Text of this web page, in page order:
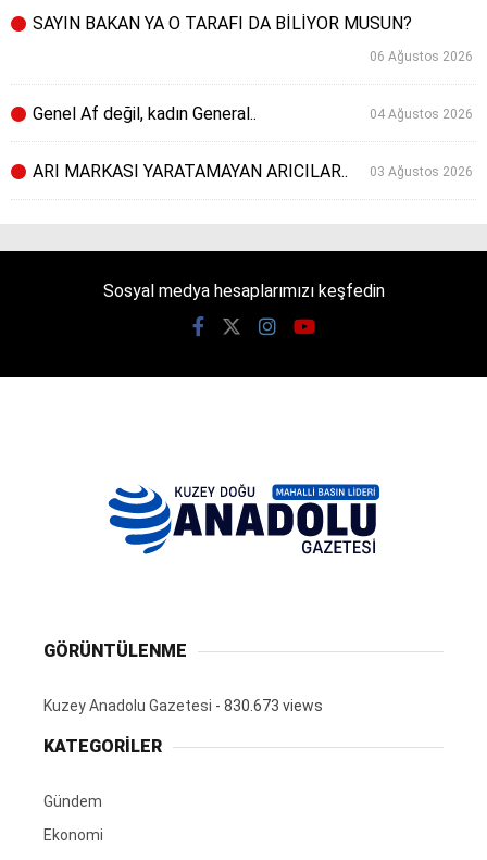
SAYIN BAKAN YA O TARAFI DA BİLİYOR MUSUN?
06 Ağustos 2026
Genel Af değil, kadın General.. 04 Ağustos 2026
ARI MARKASI YARATAMAYAN ARICILAR.. 03 Ağustos 2026
Sosyal medya hesaplarımızı keşfedin
GÖRÜNTÜLENME
Kuzey Anadolu Gazetesi - 830.673 views
KATEGORİLER
Gündem
Ekonomi